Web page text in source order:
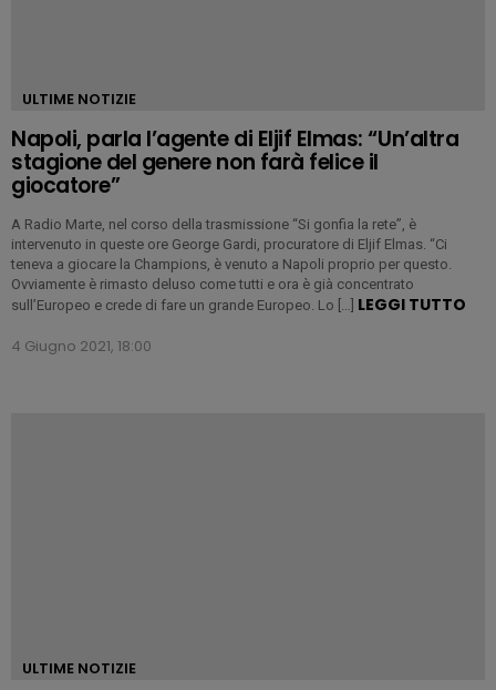
ULTIME NOTIZIE
Napoli, parla l’agente di Eljif Elmas: “Un’altra
stagione del genere non farà felice il
giocatore”
A Radio Marte, nel corso della trasmissione “Si gonfia la rete”, è
intervenuto in queste ore George Gardi, procuratore di Eljif Elmas. “Ci
teneva a giocare la Champions, è venuto a Napoli proprio per questo.
Ovviamente è rimasto deluso come tutti e ora è già concentrato
sull’Europeo e crede di fare un grande Europeo. Lo […] LEGGI TUTTO
4 Giugno 2021, 18:00
ULTIME NOTIZIE